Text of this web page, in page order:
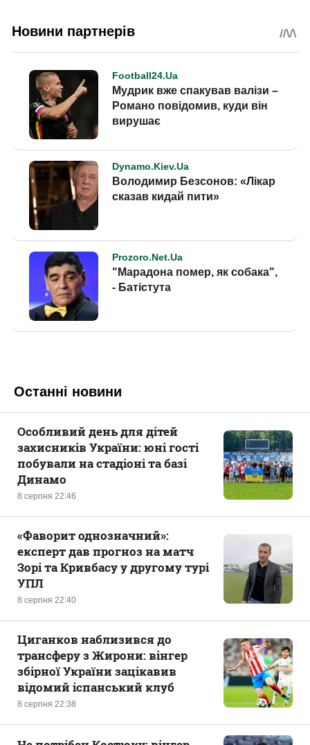
Останні новини
8 серпня 22:46
Особливий день для дітей
захисників України: юні гості
побували на стадіоні та базі
Динамо
8 серпня 22:40
«Фаворит однозначний»:
експерт дав прогноз на матч
Зорі та Кривбасу у другому турі
УПЛ
8 серпня 22:38
Циганков наблизився до
трансферу з Жирони: вінгер
збірної України зацікавив
відомий іспанський клуб